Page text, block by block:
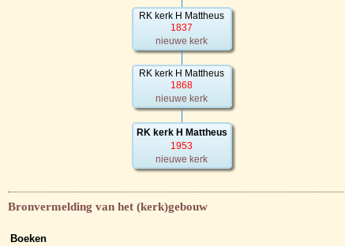
RK kerk H Mattheus
1837
nieuwe kerk
RK kerk H Mattheus
1868
nieuwe kerk
RK kerk H Mattheus
1953
nieuwe kerk
Bronvermelding van het (kerk)gebouw
Boeken